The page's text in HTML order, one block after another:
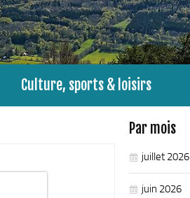
Culture, sports & loisirs
Par mois
juillet 2026
juin 2026